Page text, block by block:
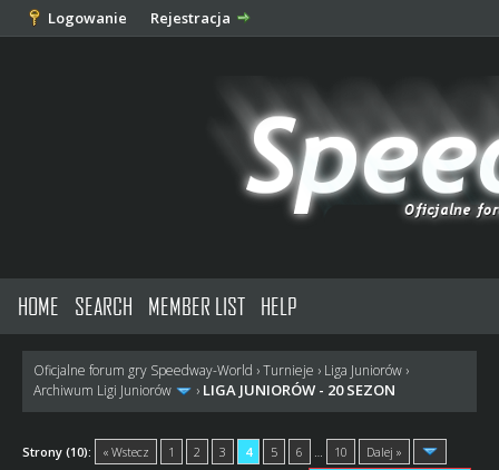
Logowanie Rejestracja
HOME SEARCH MEMBER LIST HELP
Oficjalne forum gry Speedway-World ›Turnieje › Liga Juniorów›
Archiwum Ligi Juniorów
› LIGA JUNIORÓW - 20 SEZON
Strony (10): « Wstecz 1 2 3 4 5 6 10 Dalej »